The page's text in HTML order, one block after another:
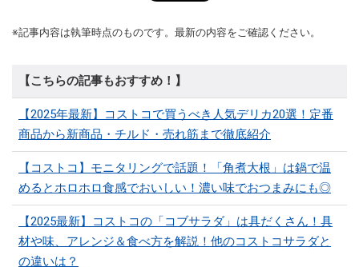
※記事内容は執筆時点のものです。最新の内容をご確認ください。
【こちらの記事もおすすめ！】
【2025年最新】コストコで買うべき人気デリカ20選！定番
商品から新商品・チルド・売れ筋まで徹底紹介
【コストコ】モニタリングで話題！「角煮大根」は鍋で温
めるとホロホロ食感でおいしい！濃い味でおつまみにも◎
【2025最新】コストコの「コブサラダ」は具だくさん！具
材や味、アレンジ＆食べ方を解説！他のコストコサラダと
の違いは？